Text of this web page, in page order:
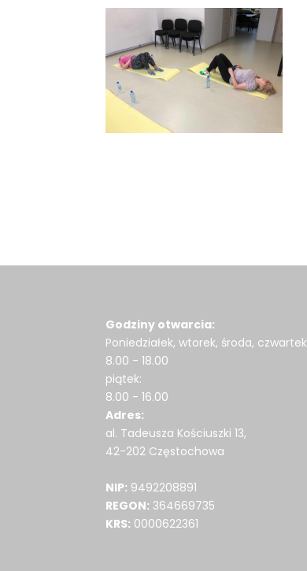
Godziny otwarcia:
Poniedziałek, wtorek, środa, czwartek
8.00 - 18.00
piątek:
8.00 - 16.00
Adres:
al. Tadeusza Kościuszki 13,
42-202 Częstochowa
NIP: 9492208891
REGON: 364669735
KRS: 0000622361